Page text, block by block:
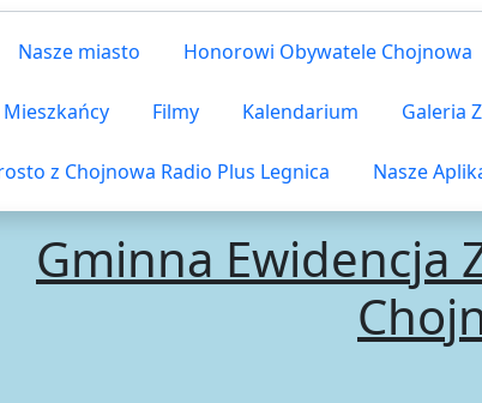
Nasze miasto Honorowi Obywatele Chojnowa
Mieszkańcy Filmy Kalendarium Galeria
z Chojnowa Radio Plus Legnica Nasze
Gminna Ewidencja